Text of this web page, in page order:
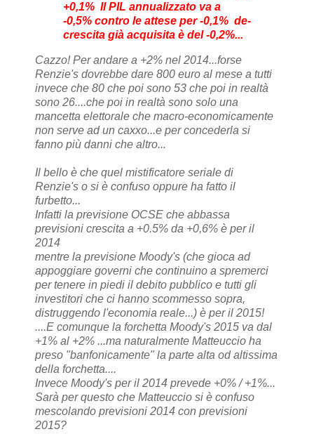
+0,1% Il PIL annualizzato va a
-0,5% contro le attese per -0,1% de-
crescita già acquisita è del -0,2%...
Cazzo! Per andare a +2% nel 2014...forse
Renzie's dovrebbe dare 800 euro al mese a tutti
invece che 80 che poi sono 53 che poi in realtà
sono 26....che poi in realtà sono solo una
mancetta elettorale che macro-economicamente
non serve ad un caxxo...e per concederla si
fanno più danni che altro...
Il bello è che quel mistificatore seriale di
Renzie's o si è confuso oppure ha fatto il
furbetto...
Infatti la previsione OCSE che abbassa
previsioni crescita a +0.5% da +0,6% è per il
2014
mentre la previsione Moody's (che gioca ad
appoggiare governi che continuino a spremerci
per tenere in piedi il debito pubblico e tutti gli
investitori che ci hanno scommesso sopra,
distruggendo l'economia reale...) è per il 2015!
....E comunque la forchetta Moody's 2015 va dal
+1% al +2% ...ma naturalmente Matteuccio ha
preso "banfonicamente" la parte alta od altissima
della forchetta....
Invece Moody's per il 2014 prevede +0% / +1%...
Sarà per questo che Matteuccio si è confuso
mescolando previsioni 2014 con previsioni
2015?